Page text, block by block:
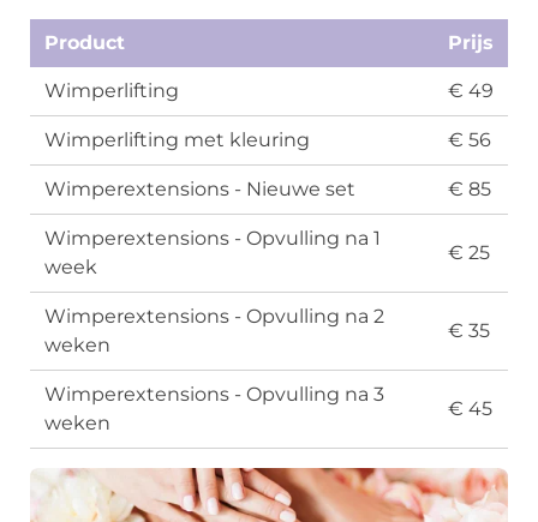
Product Prijs
Wimperlifting € 49
Wimperlifting met kleuring € 56
Wimperextensions - Nieuwe set € 85
Wimperextensions - Opvulling na 1
week
€ 25
Wimperextensions - Opvulling na 2
weken
€ 35
Wimperextensions - Opvulling na 3
weken
€ 45